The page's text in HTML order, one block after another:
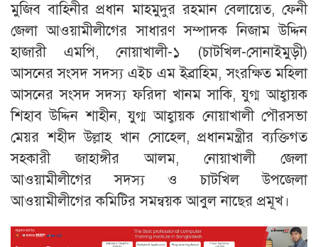
মুজিব বাহিনীর প্রধান মাহমুদুর রহমান বেলায়েত, ফেনী
জেলা আওয়ামীলীগের সাধারণ সম্পাদক নিজাম উদ্দিন
হাজারী এমপি, নোয়াখালী-১ (চাটখিল-সোনাইমুড়ী)
আসনের সংসদ সদস্য এইচ এম ইব্রাহিম, সংরক্ষিত মহিলা
আসনের সংসদ সদস্য ফরিদা খানম সাকি, যুগ্ম আহ্বায়ক
শিহাব উদ্দিন শাহীন, যুগ্ম আহ্বায়ক নোয়াখালী পৌরসভা
মেয়র শহীদ উল্লাহ খান সোহেল, প্রধানমন্ত্রীর ব্যক্তিগত
সহকারী জাহাঙ্গীর আলম, নোয়াখালী জেলা
আওয়ামীলীগের সদস্য ও চাটখিল উপজেলা
আওয়ামীলীগের কমিটির সমন্বয়ক আবুল নাছের প্রমূখ।